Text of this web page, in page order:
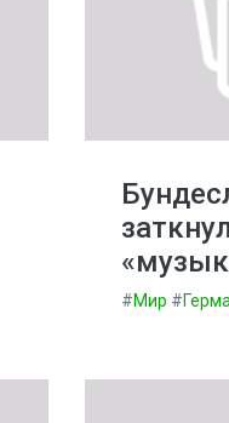
#Мир #